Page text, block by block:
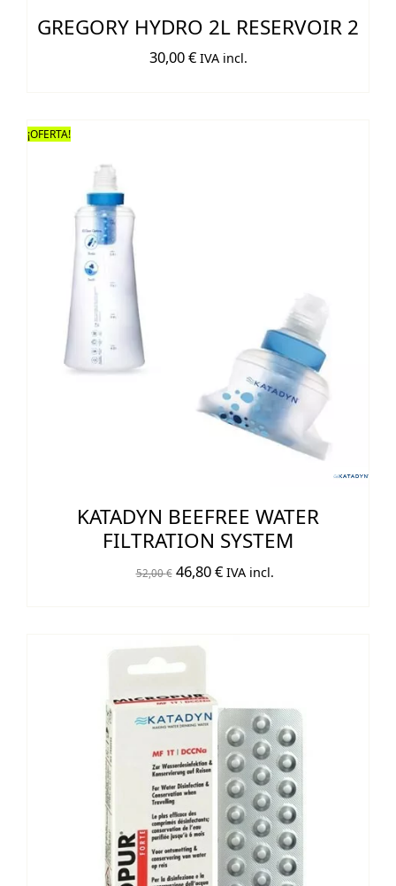
GREGORY HYDRO 2L RESERVOIR 2
30,00€ IVA incl.
¡OFERTA!
KATADYN BEEFREE WATER
FILTRATION SYSTEM
52,00€ El
era:
52,00 €.
46,80€ElIVA incl.